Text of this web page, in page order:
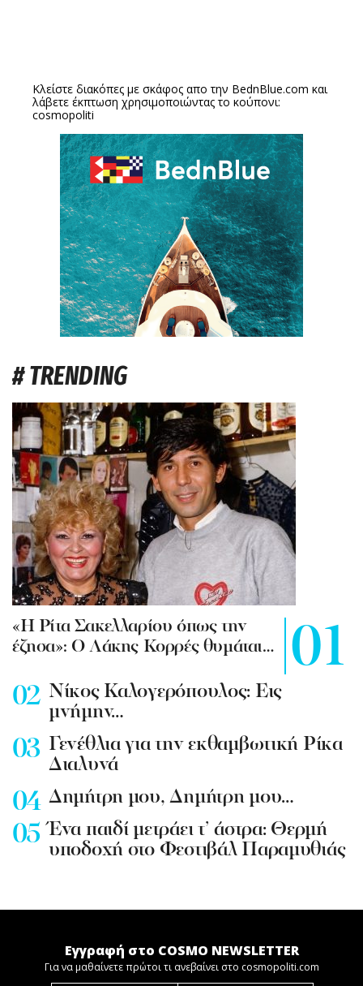
Κλείστε διακόπες με σκάφος απο την BednBlue.com και
λάβετε έκπτωση χρησιμοποιώντας το κούπονι:
cosmopoliti
# TRENDING
«Η Ρίτα Σακελλαρίου όπως την
έζησα»: Ο Λάκης Κορρές θυμάται…
Νίκος Καλογερόπουλος: Εις
μνήμην…
Γενέθλια για την εκθαμβωτική Ρίκα
Διαλυνά
Δημήτρη μου, Δημήτρη μου…
Ένα παιδί μετράει τ’ άστρα: Θερμή
υποδοχή στο Φεστιβάλ Παραμυθιάς
Εγγραφή στο COSMO NEWSLETTER
Για να μαθαίνετε πρώτοι τι ανεβαίνει στο cosmopoliti.com